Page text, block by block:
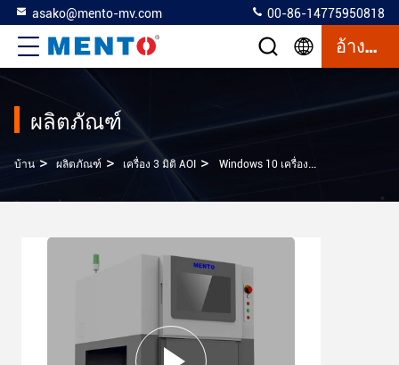
asako@mento-mv.com 00-86-14775950818
อ้างอิง
ผลิตภัณฑ์
บ้าน > ผลิตภัณฑ์ > เครื่อง 3 มิติ AOI > Windows 10 เครื่องตรวจสอบผสมผสาน 3 มิติของเครื่อง PCB AOI